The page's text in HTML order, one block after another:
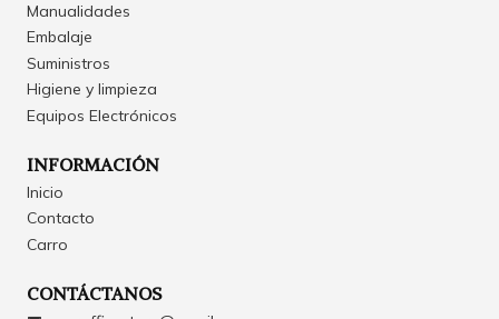
Manualidades
Embalaje
Suministros
Higiene y limpieza
Equipos Electrónicos
INFORMACIÓN
Inicio
Contacto
Carro
CONTÁCTANOS